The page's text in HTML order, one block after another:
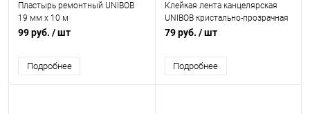
Пластырь ремонтный UNIBOB
19 мм х 10 м
99 руб. / шт
Подробнее
Клейкая лента канцелярская
UNIBOB кристально-прозрачная
15 мм х 20 м 4 шт
79 руб. / шт
Подробнее